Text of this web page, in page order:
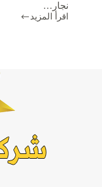
نجار…
اقرأ المزيد
نجار